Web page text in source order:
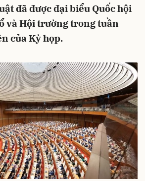
đã được đại biểu Quốc hội
và Hội trường trong tuần
của Kỳ họp.